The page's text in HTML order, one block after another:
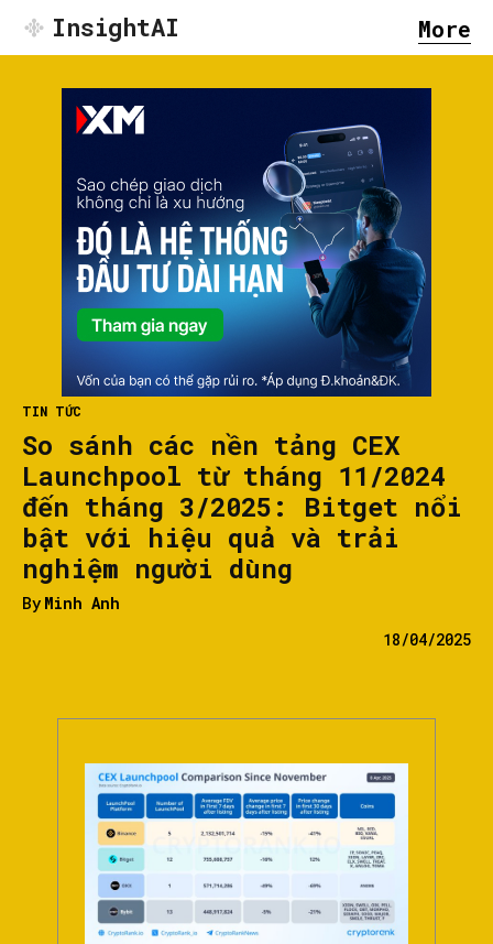
InsightAI More
TIN TỨC
So sánh các nền tảng CEX
Launchpool từ tháng 11/2024
đến tháng 3/2025: Bitget nổi
bật với hiệu quả và trải
nghiệm người dùng
By Minh Anh
18/04/2025